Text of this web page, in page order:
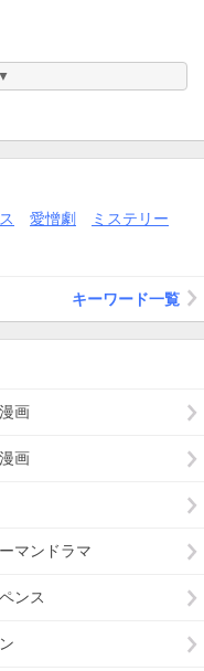
愛憎劇
ミステリー
キーワード一覧
画
画
マンドラマ
ンス